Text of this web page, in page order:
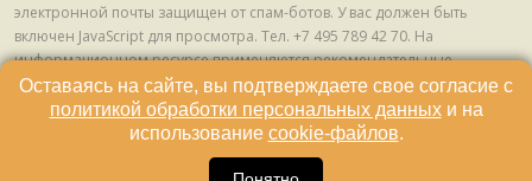
электронной почты защищен от спам-ботов. У вас должен быть
включен JavaScript для просмотра. Tел. +7 495 789 42 70. На
информационном ресурсе применяются рекомендательные
технологии (информационные технологии предоставления
информации на основе сбора, систематизации и анализа сведений,
относящихся к предпочтениям пользователей сети "Интернет",
находящихся на территории Российской Федерации) © ООО ИД
Оставаясь на сайте, вы подтверждаете свое согласие с
политикой обработки персональных данныхи на
использование cookie-файлов.